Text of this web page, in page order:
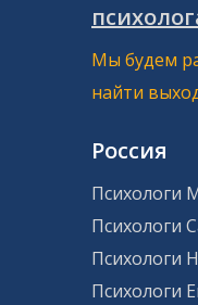
Мы будем
найти
Россия
Психологи
Психологи
Психологи
Психологи